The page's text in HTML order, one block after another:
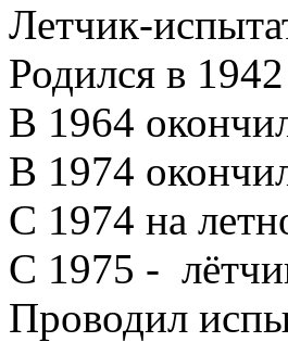
Летчик-
Родился в 1942
В 1964
В 1974
С 1974 на
С 1975 -
Проводил